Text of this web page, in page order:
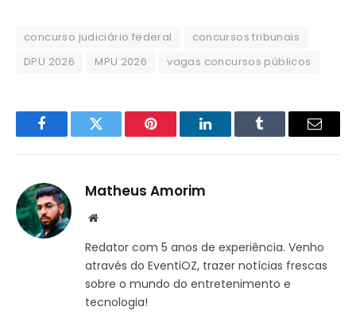
concurso judiciário federal
concursos tribunais
DPU 2026
MPU 2026 vagas concursos públicos
FacebookTwitter Pinterest LinkedInTumblr Email
Matheus Amorim
Website
Redator com 5 anos de experiência. Venho
através do EventiOZ, trazer notícias frescas
sobre o mundo do entretenimento e
tecnologia!